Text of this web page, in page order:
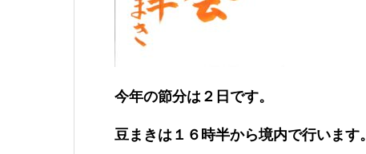
今年の節分は２日です。
豆まきは１６時半から境内で行います。